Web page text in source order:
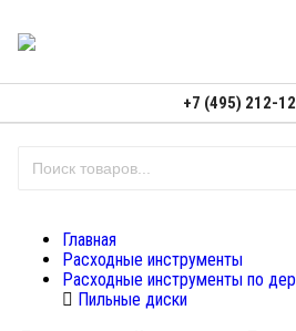
+7 (495) 212-
Главная
Расходные инструменты
Расходные инструменты по
Пильные диски